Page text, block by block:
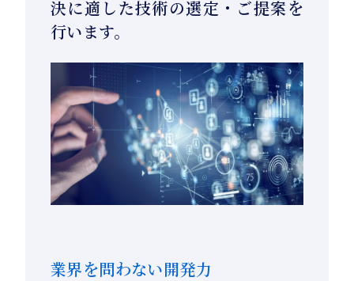
決に適した技術の選定・ご提案を
行います。
業界を問わない開発力